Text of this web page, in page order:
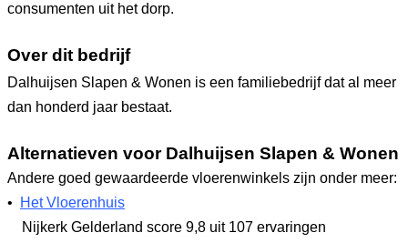
consumenten uit het dorp.
Over dit bedrijf
Dalhuijsen Slapen & Wonen is een familiebedrijf dat al meer
dan honderd jaar bestaat.
Alternatieven voor Dalhuijsen Slapen & Wonen
Andere goed gewaardeerde vloerenwinkels zijn onder meer:
•
Het Vloerenhuis
Nijkerk Gelderland score 9,8 uit 107 ervaringen